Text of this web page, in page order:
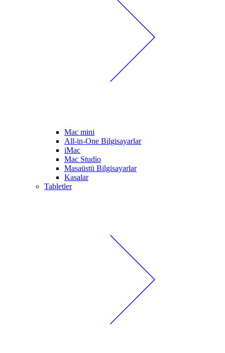
Mac mini
All-in-One Bilgisayarlar
iMac
Mac Studio
Masaüstü Bilgisayarlar
Kasalar
Tabletler